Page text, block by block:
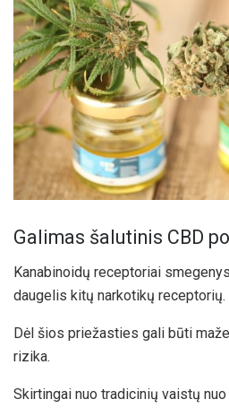
Galimas šalutinis CBD
Kanabinoidų receptoriai
daugelis kitų narkotikų receptorių.
Dėl šios priežasties gali būti
rizika.
Skirtingai nuo tradicinių vaistų